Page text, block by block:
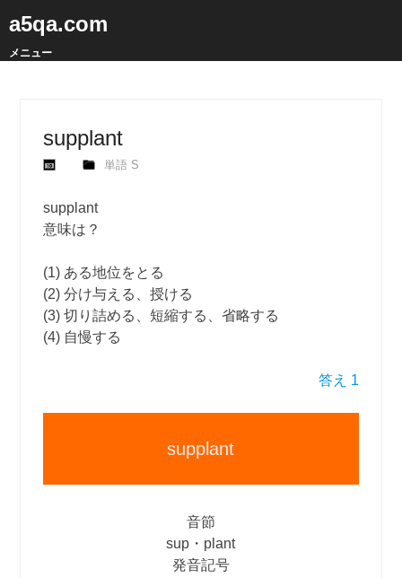
a5qa.com
メニュー
supplant
単語 S
supplant
意味は？
(1) ある地位をとる
(2) 分け与える、授ける
(3) 切り詰める、短縮する、省略する
(4) 自慢する
答え 1
supplant
音節
sup・plant
発音記号